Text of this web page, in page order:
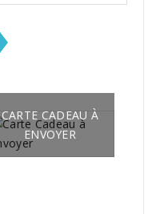
CARTE CADEAU À
ENVOYER